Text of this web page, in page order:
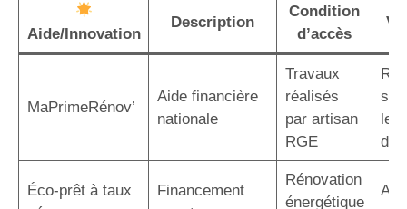
Aide/Innovation
Description
Condition
d’accès
MaPrimeRénov’
Aide financière
nationale
Travaux
réalisés
par artisan
RGE
le
Éco-prêt à taux
Financement
Rénovation
énergétique